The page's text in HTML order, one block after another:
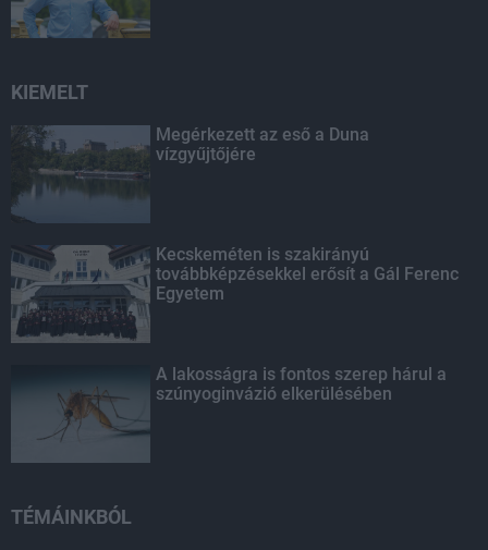
KIEMELT
Megérkezett az eső a Duna
vízgyűjtőjére
Kecskeméten is szakirányú
továbbképzésekkel erősít a Gál Ferenc
Egyetem
A lakosságra is fontos szerep hárul a
szúnyoginvázió elkerülésében
TÉMÁINKBÓL